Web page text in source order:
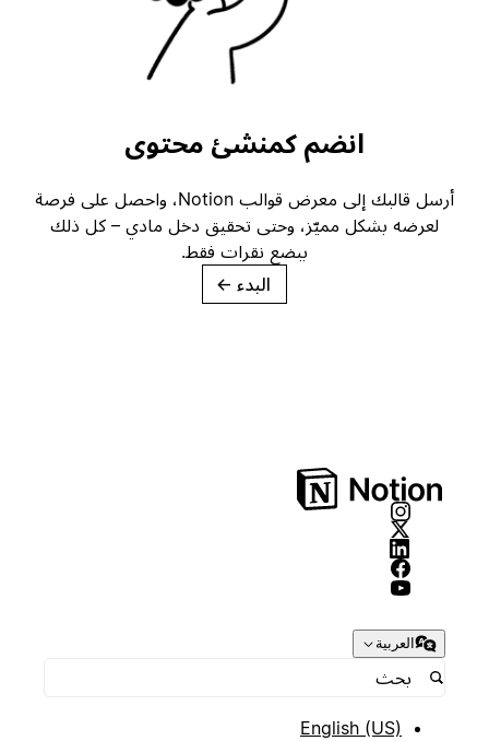
انضم كمنشئ محتوى
أرسل قالبك إلى معرض قوالب Notion، واحصل على فرصة
لعرضه بشكل مميّز، وحتى تحقيق دخل مادي – كل ذلك
ببضع نقرات فقط.
→
العربية
English (US)